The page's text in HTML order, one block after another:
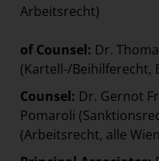
Arbeitsrecht)
of Counsel: Dr.
(Kartell-/Beihilferecht,
Counsel: Dr. Gernot
Pomaroli
(Arbeitsrecht, alle